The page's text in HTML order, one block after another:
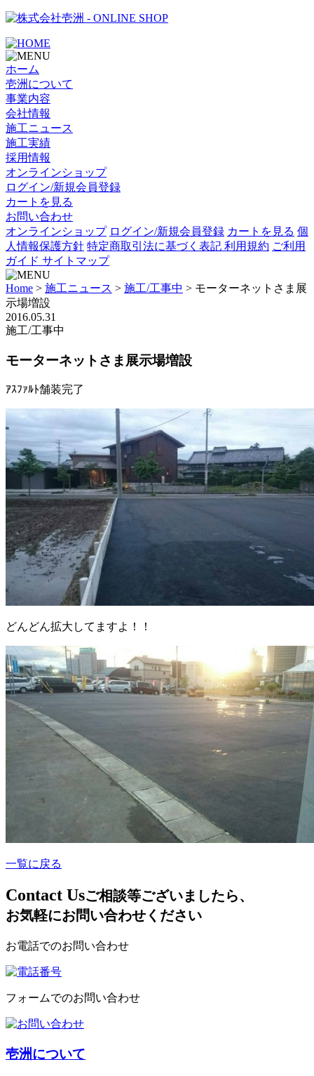
- ONLINE SHOP
ホーム
壱洲について
事業内容
会社情報
施工ニュース
施工実績
採用情報
オンラインショップ
ログイン/新規会員登録
カートを見る
お問い合わせ
オンラインショップ ログイン/新規会員登録 カートを見る 個
人情報保護方針 特定商取引法に基づく表記 利用規約 ご利用
ガイド サイトマップ
Home > 施工ニュース > 施工/工事中 > モーターネットさま展
示場増設
2016.05.31
施工/工事中
モーターネットさま展示場増設
ｱｽﾌｧﾙﾄ舗装完了
どんどん拡大してますよ！！
一覧に戻る
Contact Usご相談等ございましたら、
お気軽にお問い合わせください
お電話でのお問い合わせ
フォームでのお問い合わせ
壱洲について